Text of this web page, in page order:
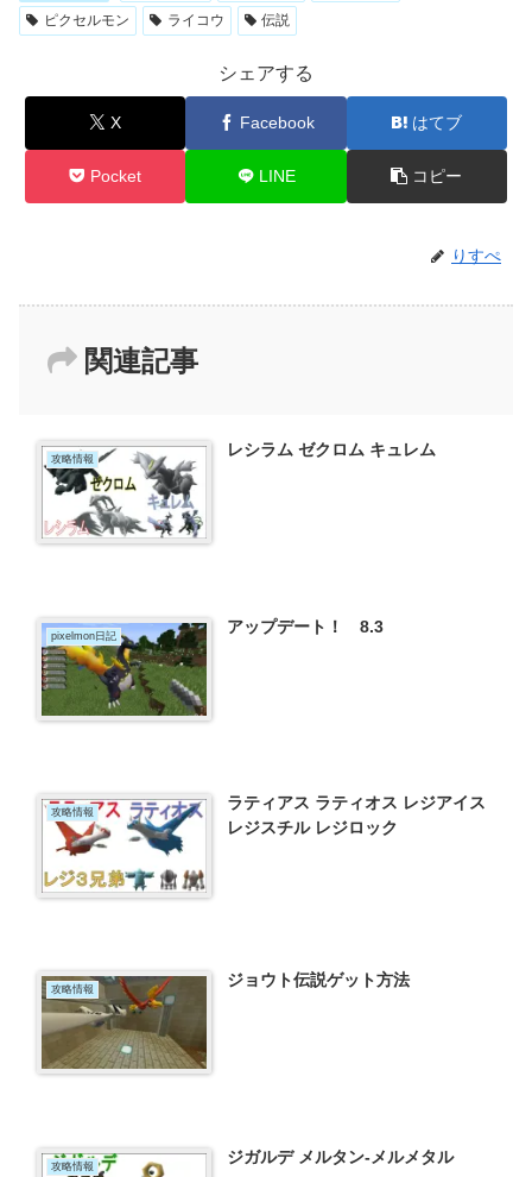
ピクセルモン
ライコウ 伝説
シェアする
X Facebook はてブ
Pocket LINE コピー
りすぺ
関連記事
攻略情報 レシラム ゼクロム キュレム
pixelmon日記 アップデート！ 8.3
攻略情報
ラティアス ラティオス レジアイス
レジスチル レジロック
攻略情報 ジョウト伝説ゲット方法
攻略情報 ジガルデ メルタン-メルメタル